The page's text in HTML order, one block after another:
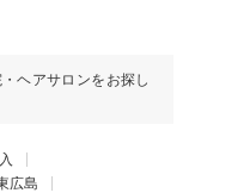
ヘアサロンをお探し
広島